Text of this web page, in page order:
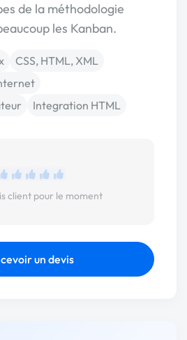
de la méthodologie
les Kanban.
CSS, HTML, XML
Integration HTML
client pour le moment
un devis